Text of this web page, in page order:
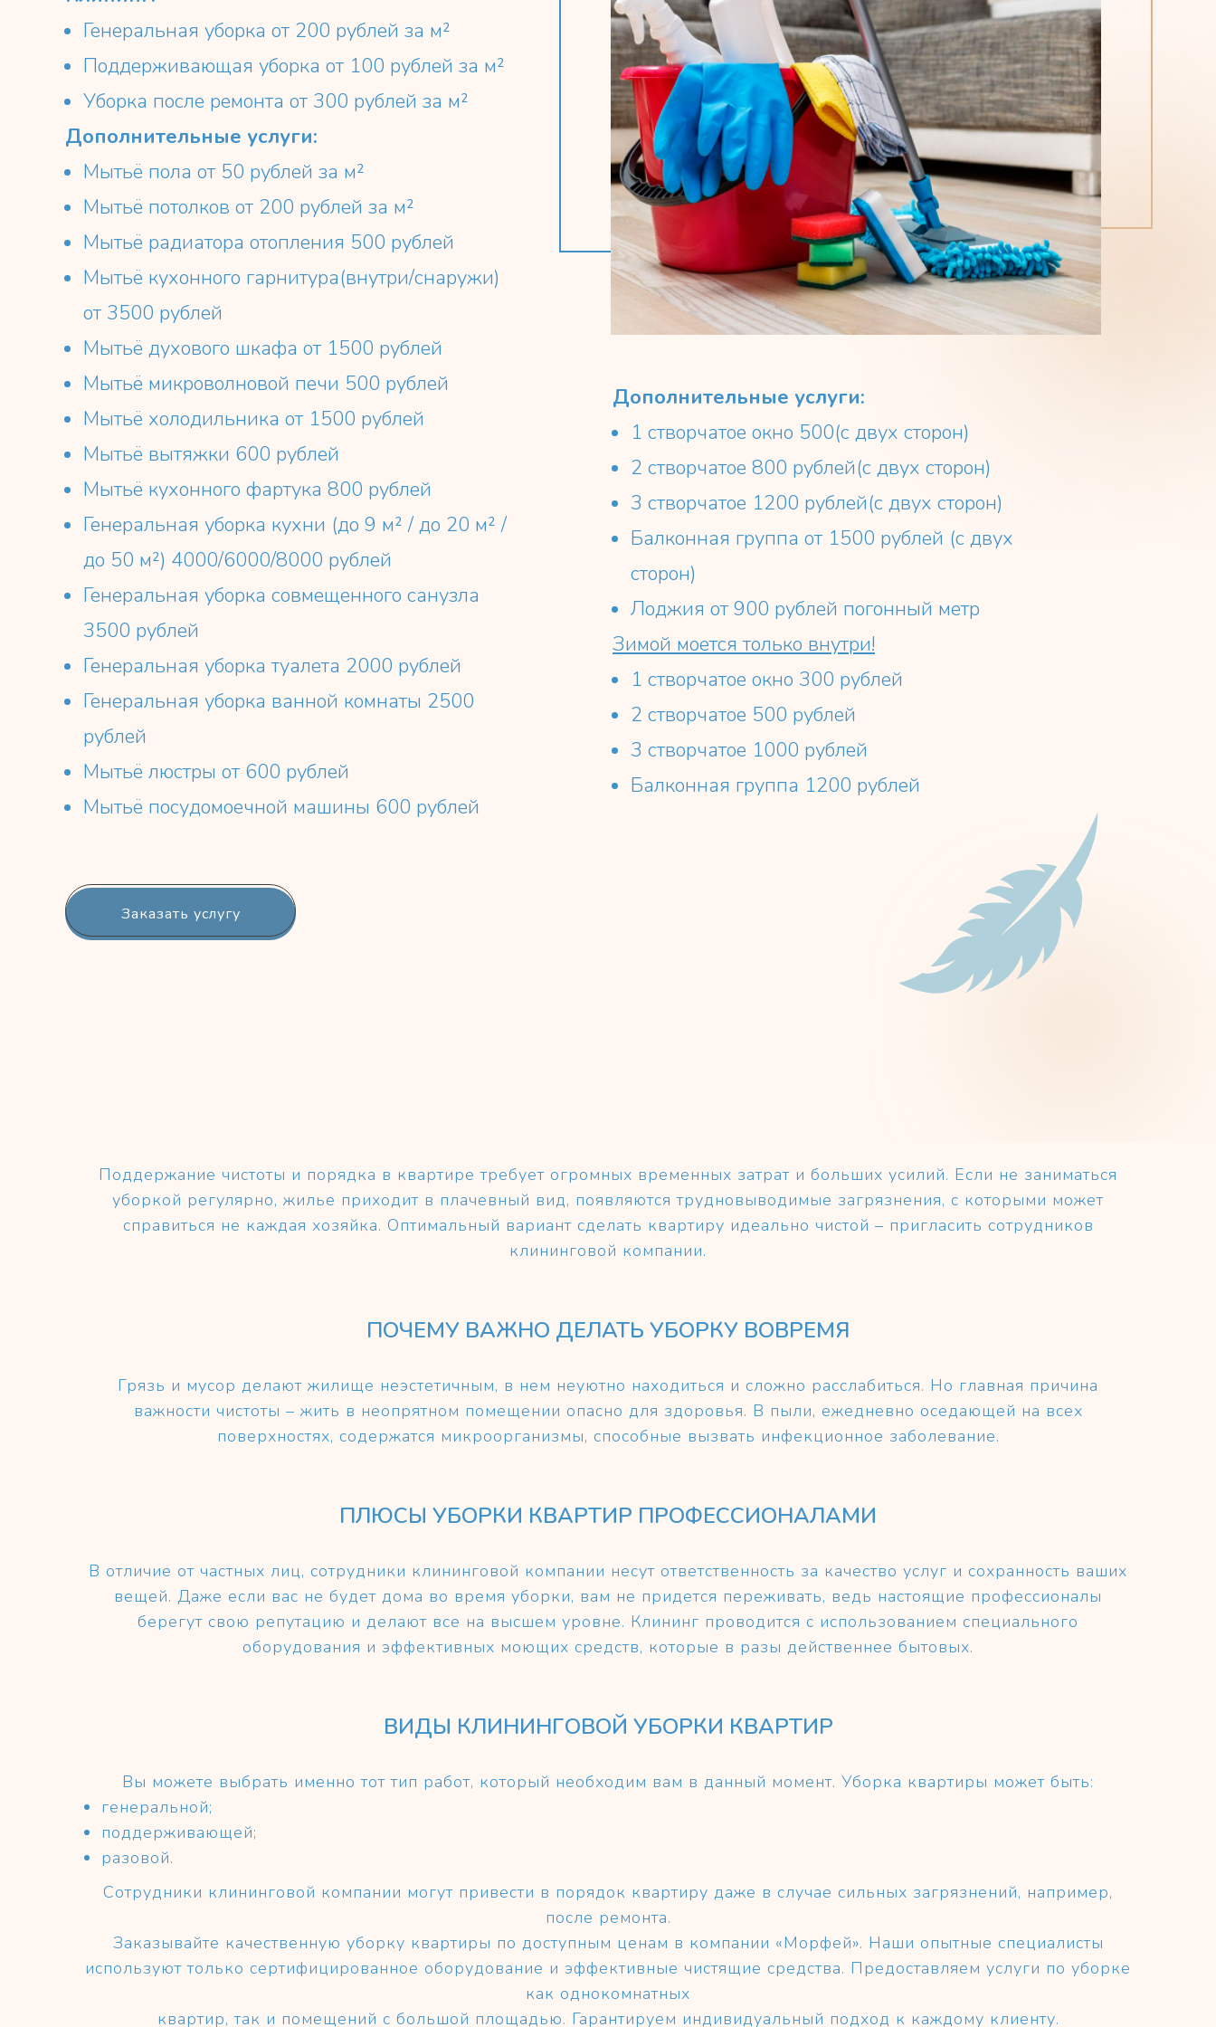
Заказать услугу
Генеральная уборка от 200 рублей за м²
Поддерживающая уборка от 100 рублей за м²
Уборка после ремонта от 300 рублей за м²
Дополнительные услуги:
Мытьё пола от 50 рублей за м²
Мытьё потолков от 200 рублей за м²
Мытьё радиатора отопления 500 рублей
Мытьё кухонного гарнитура(внутри/снаружи)
от 3500 рублей
Мытьё духового шкафа от 1500 рублей
Мытьё микроволновой печи 500 рублей
Мытьё холодильника от 1500 рублей
Мытьё вытяжки 600 рублей
Мытьё кухонного фартука 800 рублей
Генеральная уборка кухни (до 9 м² / до 20 м² /
до 50 м²) 4000/6000/8000 рублей
Генеральная уборка совмещенного санузла
3500 рублей
Генеральная уборка туалета 2000 рублей
Генеральная уборка ванной комнаты 2500
рублей
Мытьё люстры от 600 рублей
Мытьё посудомоечной машины 600 рублей
Дополнительные услуги:
1 створчатое окно 500(с двух сторон)
2 створчатое 800 рублей(с двух сторон)
3 створчатое 1200 рублей(с двух сторон)
Балконная группа от 1500 рублей (с двух
сторон)
Лоджия от 900 рублей погонный метр
Зимой моется только внутри!
1 створчатое окно 300 рублей
2 створчатое 500 рублей
3 створчатое 1000 рублей
Балконная группа 1200 рублей
Поддержание чистоты и порядка в квартире требует огромных временных затрат и больших усилий. Если не заниматься
уборкой регулярно, жилье приходит в плачевный вид, появляются трудновыводимые загрязнения, с которыми может
справиться не каждая хозяйка. Оптимальный вариант сделать квартиру идеально чистой – пригласить сотрудников
клининговой компании.
ПОЧЕМУ ВАЖНО ДЕЛАТЬ УБОРКУ ВОВРЕМЯ
Грязь и мусор делают жилище неэстетичным, в нем неуютно находиться и сложно расслабиться. Но главная причина
важности чистоты – жить в неопрятном помещении опасно для здоровья. В пыли, ежедневно оседающей на всех
поверхностях, содержатся микроорганизмы, способные вызвать инфекционное заболевание.
ПЛЮСЫ УБОРКИ КВАРТИР ПРОФЕССИОНАЛАМИ
В отличие от частных лиц, сотрудники клининговой компании несут ответственность за качество услуг и сохранность ваших
вещей. Даже если вас не будет дома во время уборки, вам не придется переживать, ведь настоящие профессионалы
берегут свою репутацию и делают все на высшем уровне. Клининг проводится с использованием специального
оборудования и эффективных моющих средств, которые в разы действеннее бытовых.
ВИДЫ КЛИНИНГОВОЙ УБОРКИ КВАРТИР
Вы можете выбрать именно тот тип работ, который необходим вам в данный момент. Уборка квартиры может быть:
генеральной;
поддерживающей;
разовой.
Сотрудники клининговой компании могут привести в порядок квартиру даже в случае сильных загрязнений, например,
после ремонта.
Заказывайте качественную уборку квартиры по доступным ценам в компании «Морфей». Наши опытные специалисты
используют только сертифицированное оборудование и эффективные чистящие средства. Предоставляем услуги по уборке
как однокомнатных
квартир, так и помещений с большой площадью. Гарантируем индивидуальный подход к каждому клиенту.